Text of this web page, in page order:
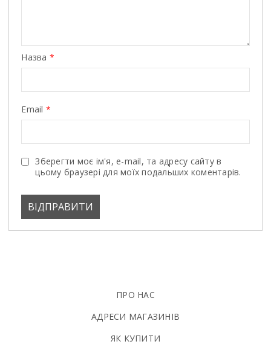
Назва *
Email *
Зберегти моє ім'я, e-mail, та адресу сайту в
цьому браузері для моїх подальших коментарів.
ПРО НАС
АДРЕСИ МАГАЗИНІВ
ЯК КУПИТИ